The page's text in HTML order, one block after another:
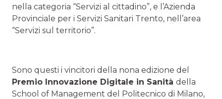
nella categoria “Servizi al cittadino”, e l’Azienda
Provinciale per i Servizi Sanitari Trento, nell’area
“Servizi sul territorio”.
Sono questi i vincitori della nona edizione del
Premio Innovazione Digitale in Sanità della
School of Management del Politecnico di Milano,